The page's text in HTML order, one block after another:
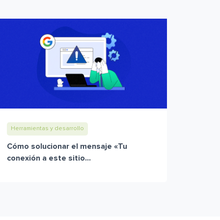
Herramientas y desarrollo
Cómo solucionar el mensaje «Tu
conexión a este sitio...